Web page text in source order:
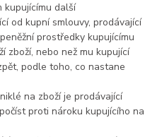
kupujícímu další
od kupní smlouvy, prodávající
prostředky kupujícímu
zboží, nebo než mu kupující
podle toho, co nastane
na zboží je prodávající
proti nároku kupujícího na